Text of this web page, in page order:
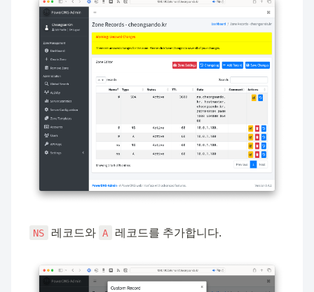
NS 레코드와 A 레코드를 추가합니다.